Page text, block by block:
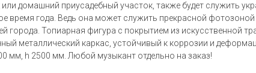
или домашний приусадебный участок, также будет служить
время года. Ведь она может служить прекрасной фотозоной
города. Топиарная фигура с покрытием из искусственной
металлический каркас, устойчивый к коррозии и
мм, h 2500 мм. Любой музыкант отдельно на заказ!